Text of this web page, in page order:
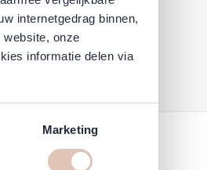
internetgedrag binnen,
website, onze
informatie delen via
Marketing